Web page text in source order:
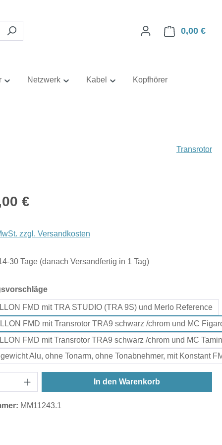
0,00 €
Netzwerk Kabel Kopfhörer
Transrotor
€
zzgl. Versandkosten
30 Tage (danach Versandfertig in 1 Tag)
auswählen
FMD mit TRA STUDIO (TRA 9S) und Merlo Reference
FMD mit Transrotor TRA9 schwarz /chrom und MC
FMD mit Transrotor TRA9 schwarz /chrom und MC
Alu, ohne Tonarm, ohne Tonabnehmer, mit Konstant
In den Warenkorb
MM11243.1